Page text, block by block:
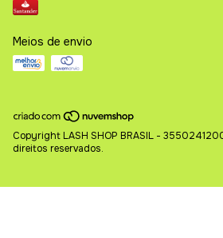
Meios de envio
Copyright LASH SHOP BRASIL -
direitos reservados.